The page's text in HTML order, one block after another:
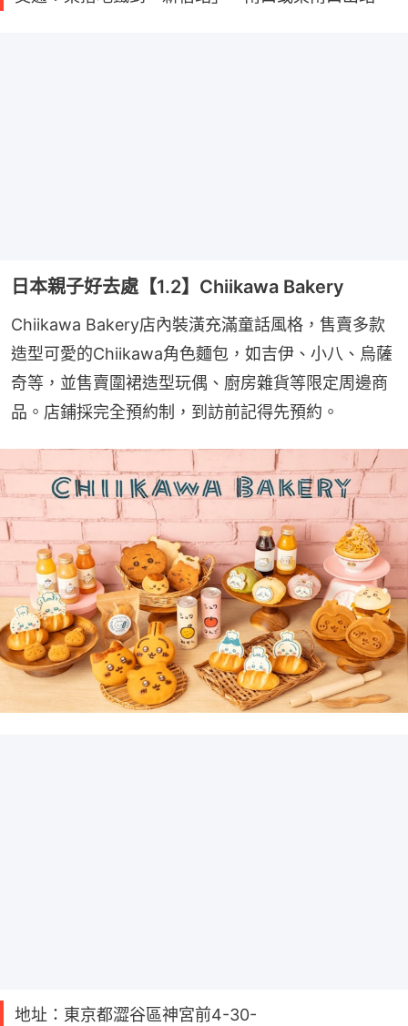
日本親子好去處【1.2】Chiikawa Bakery
Chiikawa Bakery店內裝潢充滿童話風格，售賣多款
造型可愛的Chiikawa角色麵包，如吉伊、小八、烏薩
奇等，並售賣圍裙造型玩偶、廚房雜貨等限定周邊商
品。店鋪採完全預約制，到訪前記得先預約。
地址：東京都澀谷區神宮前4-30-